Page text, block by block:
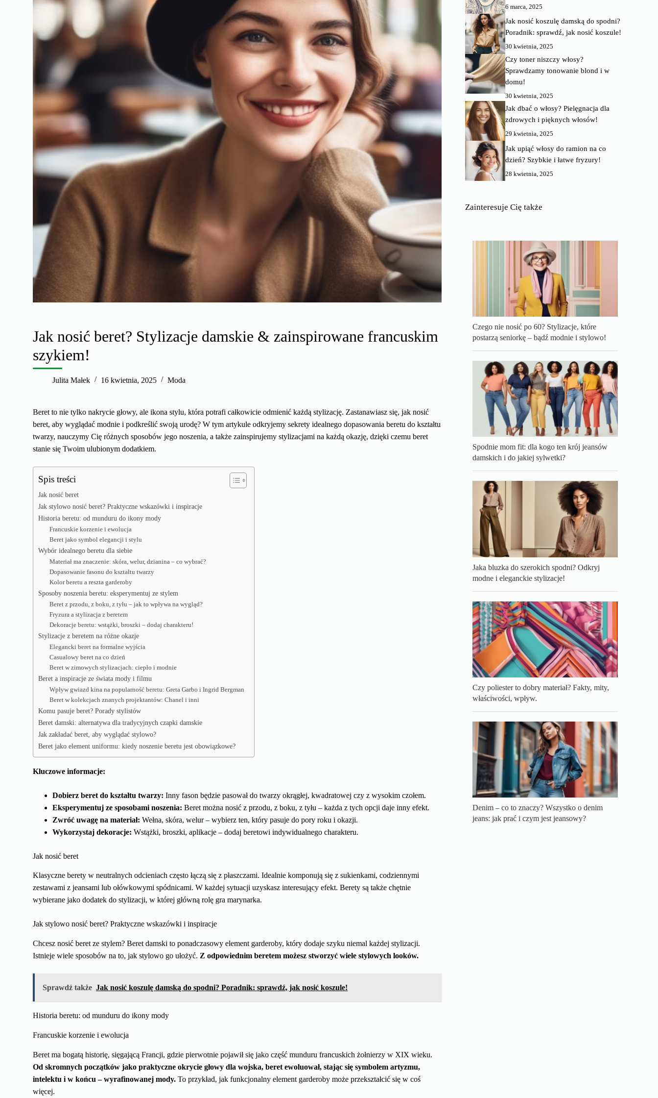
Jak nosić beret? Stylizacje damskie & zainspirowane francuskim
szykiem!
Julita Małek 16 kwietnia, 2025 Moda
Beret to nie tylko nakrycie głowy, ale ikona stylu, która potrafi całkowicie odmienić każdą stylizację. Zastanawiasz się, jak nosić
beret, aby wyglądać modnie i podkreślić swoją urodę? W tym artykule odkryjemy sekrety idealnego dopasowania beretu do kształtu
twarzy, nauczymy Cię różnych sposobów jego noszenia, a także zainspirujemy stylizacjami na każdą okazję, dzięki czemu beret
stanie się Twoim ulubionym dodatkiem.
Spis treści
Jak nosić beret
Jak stylowo nosić beret? Praktyczne wskazówki i inspiracje
Historia beretu: od munduru do ikony mody
Francuskie korzenie i ewolucja
Beret jako symbol elegancji i stylu
Wybór idealnego beretu dla siebie
Materiał ma znaczenie: skóra, welur, dzianina – co wybrać?
Dopasowanie fasonu do kształtu twarzy
Kolor beretu a reszta garderoby
Sposoby noszenia beretu: eksperymentuj ze stylem
Beret z przodu, z boku, z tyłu – jak to wpływa na wygląd?
Fryzura a stylizacja z beretem
Dekoracje beretu: wstążki, broszki – dodaj charakteru!
Stylizacje z beretem na różne okazje
Elegancki beret na formalne wyjścia
Casualowy beret na co dzień
Beret w zimowych stylizacjach: ciepło i modnie
Beret a inspiracje ze świata mody i filmu
Wpływ gwiazd kina na popularność beretu: Greta Garbo i Ingrid Bergman
Beret w kolekcjach znanych projektantów: Chanel i inni
Komu pasuje beret? Porady stylistów
Beret damski: alternatywa dla tradycyjnych czapki damskie
Jak zakładać beret, aby wyglądać stylowo?
Beret jako element uniformu: kiedy noszenie beretu jest obowiązkowe?
Kluczowe informacje:
Dobierz beret do kształtu twarzy: Inny fason będzie pasował do twarzy okrągłej, kwadratowej czy z wysokim czołem.
Eksperymentuj ze sposobami noszenia: Beret można nosić z przodu, z boku, z tyłu – każda z tych opcji daje inny efekt.
Zwróć uwagę na materiał: Wełna, skóra, welur – wybierz ten, który pasuje do pory roku i okazji.
Wykorzystaj dekoracje: Wstążki, broszki, aplikacje – dodaj beretowi indywidualnego charakteru.
Jak nosić beret
Klasyczne berety w neutralnych odcieniach często łączą się z płaszczami. Idealnie komponują się z sukienkami, codziennymi
zestawami z jeansami lub ołówkowymi spódnicami. W każdej sytuacji uzyskasz interesujący efekt. Berety są także chętnie
wybierane jako dodatek do stylizacji, w której główną rolę gra marynarka.
Jak stylowo nosić beret? Praktyczne wskazówki i inspiracje
Chcesz nosić beret ze stylem? Beret damski to ponadczasowy element garderoby, który dodaje szyku niemal każdej stylizacji.
Istnieje wiele sposobów na to, jak stylowo go ułożyć. Z odpowiednim beretem możesz stworzyć wiele stylowych looków.
Sprawdź także Jak nosić koszulę damską do spodni? Poradnik: sprawdź, jak nosić koszule!
Historia beretu: od munduru do ikony mody
Francuskie korzenie i ewolucja
Beret ma bogatą historię, sięgającą Francji, gdzie pierwotnie pojawił się jako część munduru francuskich żołnierzy w XIX wieku.
Od skromnych początków jako praktyczne okrycie głowy dla wojska, beret ewoluował, stając się symbolem artyzmu,
intelektu i w końcu – wyrafinowanej mody. To przykład, jak funkcjonalny element garderoby może przekształcić się w coś
więcej.
6 marca, 2025
Jak nosić koszulę damską do spodni?
Poradnik: sprawdź, jak nosić koszule!
30 kwietnia, 2025
Czy toner niszczy włosy?
Sprawdzamy tonowanie blond i w
domu!
30 kwietnia, 2025
Jak dbać o włosy? Pielęgnacja dla
zdrowych i pięknych włosów!
29 kwietnia, 2025
Jak upiąć włosy do ramion na co
dzień? Szybkie i łatwe fryzury!
28 kwietnia, 2025
Zainteresuje Cię także
Czego nie nosić po 60? Stylizacje, które
postarzą seniorkę – bądź modnie i stylowo!
Spodnie mom fit: dla kogo ten krój jeansów
damskich i do jakiej sylwetki?
Jaka bluzka do szerokich spodni? Odkryj
modne i eleganckie stylizacje!
Czy poliester to dobry materiał? Fakty, mity,
właściwości, wpływ.
Denim – co to znaczy? Wszystko o denim
jeans: jak prać i czym jest jeansowy?